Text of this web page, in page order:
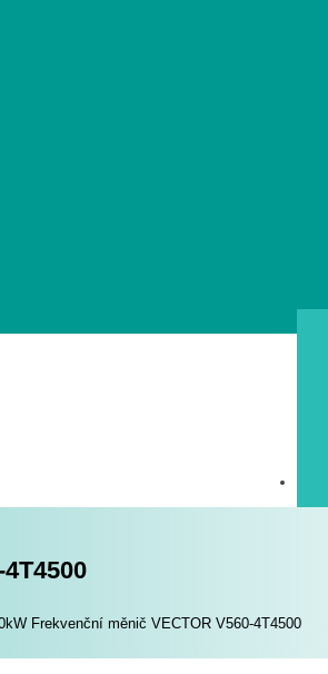
Frekvenční měnič VECTOR V560-4T4500